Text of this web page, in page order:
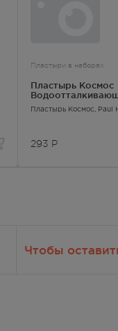
Пластыри в наборах
Пластырь Космос
размеров
Пластырь Космос , Paul
293 Р
Чтобы